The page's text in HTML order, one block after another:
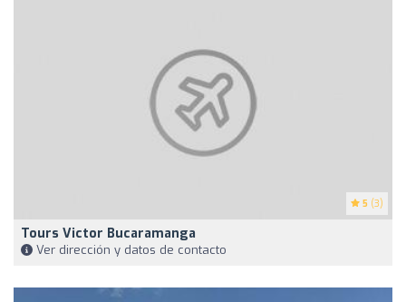
5 (3)
Tours Victor Bucaramanga
Ver dirección y datos de contacto